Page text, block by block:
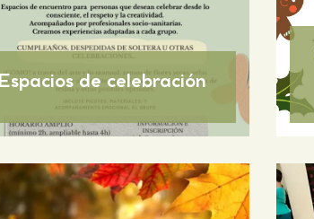
Espacios de celebración